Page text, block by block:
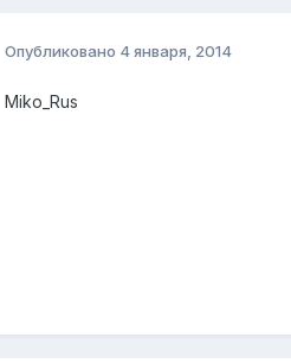
Опубликовано 4 января, 2014
Miko_Rus